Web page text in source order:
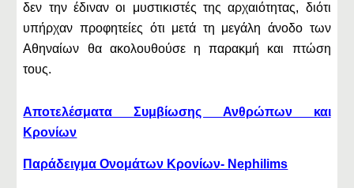
δεν την έδιναν οι μυστικιστές της αρχαιότητας, διότι
υπήρχαν προφητείες ότι μετά τη μεγάλη άνοδο των
Αθηναίων θα ακολουθούσε η παρακμή και πτώση
τους.
Αποτελέσματα Συμβίωσης Ανθρώπων και
Κρονίων
Παράδειγμα Ονομάτων Κρονίων- Nephilims